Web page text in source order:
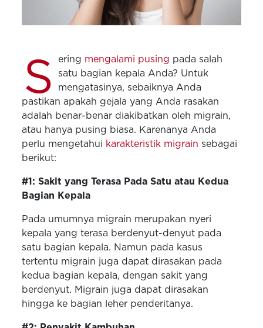
S ering mengalami pusing pada salah
satu bagian kepala Anda? Untuk
mengatasinya, sebaiknya Anda
pastikan apakah gejala yang Anda rasakan
adalah benar-benar diakibatkan oleh migrain,
atau hanya pusing biasa. Karenanya Anda
perlu mengetahui karakteristik migrain sebagai
berikut:
#1: Sakit yang Terasa Pada Satu atau Kedua
Bagian Kepala
Pada umumnya migrain merupakan nyeri
kepala yang terasa berdenyut-denyut pada
satu bagian kepala. Namun pada kasus
tertentu migrain juga dapat dirasakan pada
kedua bagian kepala, dengan sakit yang
berdenyut. Migrain juga dapat dirasakan
hingga ke bagian leher penderitanya.